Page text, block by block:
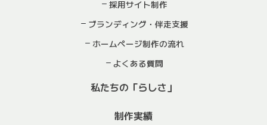
採用サイト制作
ブランディング・伴走支援
ホームページ制作の流れ
よくある質問
私たちの「らしさ」
制作実績